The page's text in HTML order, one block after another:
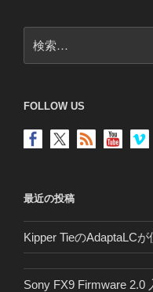
o
o
k
e
r
t
索:
FOLLOW US
最近の投稿
Kipper TieのAdaptaLCが
Sony FX9 Firmware 2.0